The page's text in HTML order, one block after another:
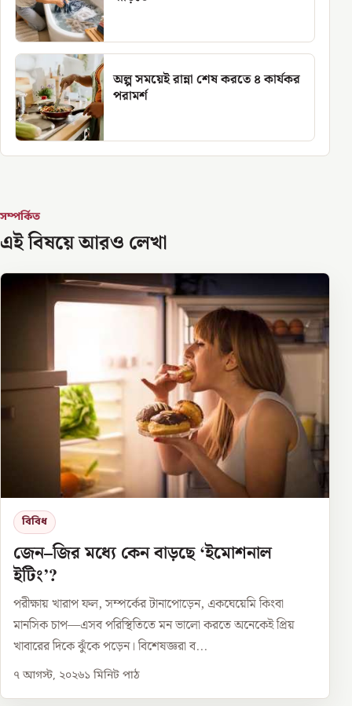
অল্প সময়েই রান্না শেষ করতে ৪ কার্যকর
পরামর্শ
সম্পর্কিত
এই বিষয়ে আরও লেখা
বিবিধ
জেন–জির মধ্যে কেন বাড়ছে ‘ইমোশনাল
ইটিং’?
পরীক্ষায় খারাপ ফল, সম্পর্কের টানাপোড়েন, একঘেয়েমি কিংবা
মানসিক চাপ—এসব পরিস্থিতিতে মন ভালো করতে অনেকেই প্রিয়
খাবারের দিকে ঝুঁকে পড়েন। বিশেষজ্ঞরা ব...
৭ আগস্ট, ২০২৬১ মিনিট পাঠ